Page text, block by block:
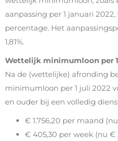
aanpassing per 1 januari
percentage. Het
1,81%.
Wettelijk minimumloon per
Na de (wettelijke) afronding
minimumloon per 1 juli 2022
en ouder bij een volledig
€ 1.756,20 per maand
€ 405,30 per week (nu €